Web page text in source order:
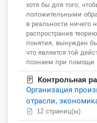
хотя бы для того,
положительными
в реальности ничего
распространив
понятия, вынужден
что является той
познаем при помощи
Контрольная
Организация
отрасли,
12 страниц(ы)